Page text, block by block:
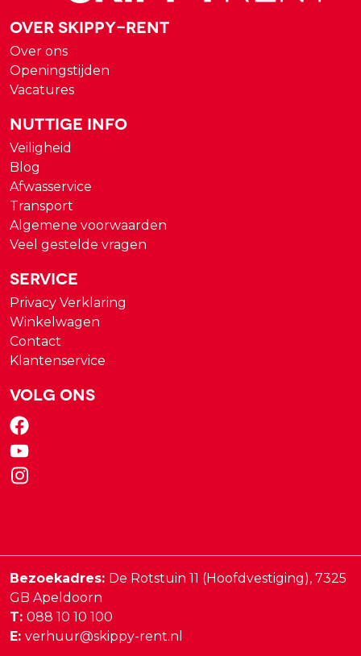
Over Skippy-rent
Over ons
Openingstijden
Vacatures
Nuttige Info
Veiligheid
Blog
Afwasservice
Transport
Algemene voorwaarden
Veel gestelde vragen
Service
Privacy Verklaring
Winkelwagen
Contact
Klantenservice
Volg ons
Bezoekadres: De Rotstuin 11 (Hoofdvestiging), 7325
GB Apeldoorn
T: 088 10 10 100
E: verhuur@skippy-rent.nl